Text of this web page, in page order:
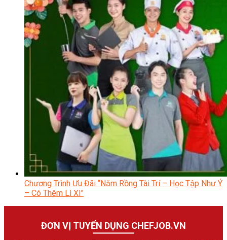
Chương Trình Ưu Đãi “Năm Rồng Tài Trí – Học Tập Như Ý
– Có Thêm Lì Xì”
ĐƠN VỊ TUYỂN DỤNG CHEFJOB.VN